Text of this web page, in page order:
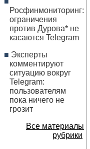
Росфинмониторинг:
ограничения
против Дурова* не
касаются Telegram
Эксперты
комментируют
ситуацию вокруг
Telegram:
пользователям
пока ничего не
грозит
Все материалы
рубрики